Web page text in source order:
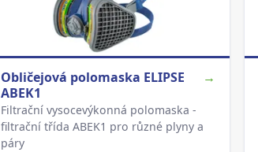
Obličejová polomaska ELIPSE
ABEK1
→
Filtrační vysocevýkonná polomaska -
filtrační třída ABEK1 pro různé plyny a
páry